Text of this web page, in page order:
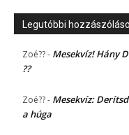
Legutóbbi
Zoé??- Mesekvíz! Hány
??
Zoé??- Mesekvíz:
a húga